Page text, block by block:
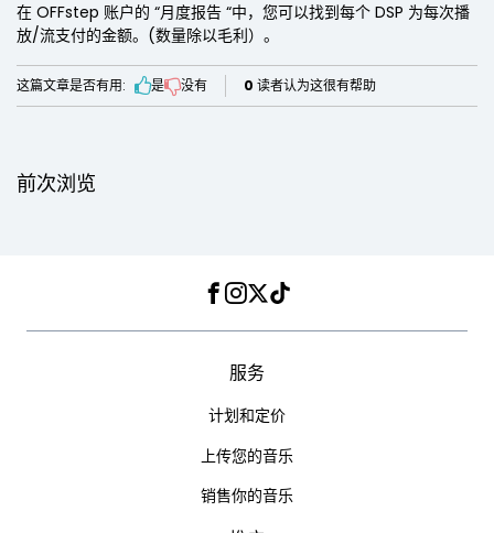
在 OFFstep 账户的 “月度报告 “中，您可以找到每个 DSP 为每次播
放/流支付的金额。(数量除以毛利）。
这篇文章是否有用: 是 没有 0 读者认为这很有帮助
前次浏览
Facebook
Instagram
Twitter
TikTok
服务
计划和定价
上传您的音乐
销售你的音乐